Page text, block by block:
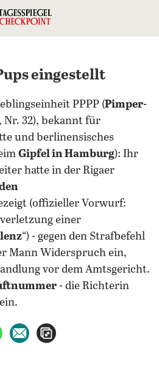
eingestellt
PPPP (Pimper-
, Nr. 32), bekannt für
und berlinensisches
Gipfel in Hamburg): Ihr
hatte in der Rigaer
(offizieller Vorwurf:
einer
“) - gegen den Strafbefehl
Mann Widerspruch ein,
vor dem Amtsgericht.
- die Richterin
teilen
teilen
per WhatsApp teilen
per E-Mail teilen